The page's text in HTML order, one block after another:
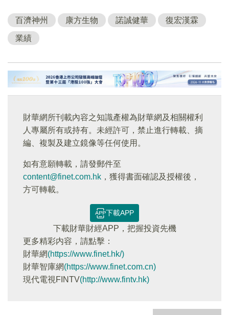
百濟神州 康方生物 諾誠健華 復宏漢霖
業績
財華網所刊載內容之知識產權為財華網及相關權利
人專屬所有或持有。未經許可，禁止進行轉載、摘
編、複製及建立鏡像等任何使用。
如有意願轉載，請發郵件至
content@finet.com.hk ，獲得書面確認及授權後，
方可轉載。
下載APP
下載財華財經APP，把握投資先機
更多精彩内容，請點擊：
財華網(https://www.finet.hk/)
財華智庫網(https://www.finet.com.cn)
現代電視FINTV(http://www.fintv.hk)